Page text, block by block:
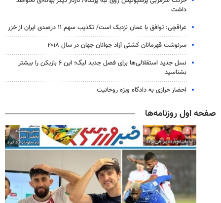
داشت
عراقچی: توافق با عمان نزدیک است/ تکذیب سهم ۱۱ درصدی ایران از خزر
سرنوشت قهرمانان کشتی آزاد جوانان جهان در سال ۲۰۱۸
نسل جدید استقلالی‌ها برای فصل جدید لیگ؛ این ۶ بازیکن را بیشتر
بشناسید
احضار خرازی به دادگاه ویژه روحانیت
صفحه اول روزنامه‌ها